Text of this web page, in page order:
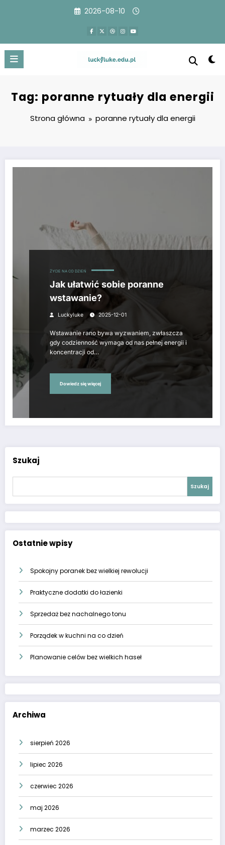
2026-08-10
Tag: poranne rytuały dla energii
Strona główna poranne rytuały dla energii
ŻYCIE NA CO DZIEŃ
Jak ułatwić sobie poranne
wstawanie?
Luckyluke 2025-12-01
Wstawanie rano bywa wyzwaniem, zwłaszcza
gdy codzienność wymaga od nas pełnej energii i
koncentracji od…
Dowiedz się więcej
Szukaj
Szukaj
Ostatnie wpisy
Spokojny poranek bez wielkiej rewolucji
Praktyczne dodatki do łazienki
Sprzedaż bez nachalnego tonu
Porządek w kuchni na co dzień
Planowanie celów bez wielkich haseł
Archiwa
sierpień 2026
lipiec 2026
czerwiec 2026
maj 2026
marzec 2026